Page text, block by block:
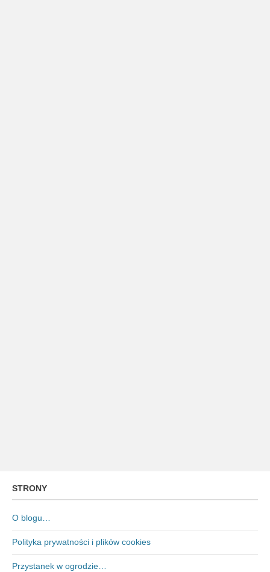
STRONY
O blogu…
Polityka prywatności i plików cookies
Przystanek w ogrodzie…